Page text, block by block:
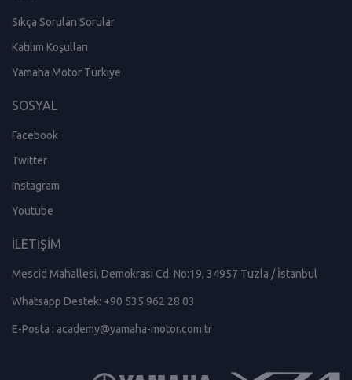
Sıkça Sorulan Sorular
Katılım Koşulları
Yamaha Motor Türkiye
SOSYAL
Facebook
Twitter
Instagram
Youtube
İLETİŞİM
Mescid Mahallesi, Demokrasi Cd. No:19, 34957 Tuzla / İstanbul
Whatsapp Destek: +90 535 962 28 03
E-Posta : academy@yamaha-motor.com.tr